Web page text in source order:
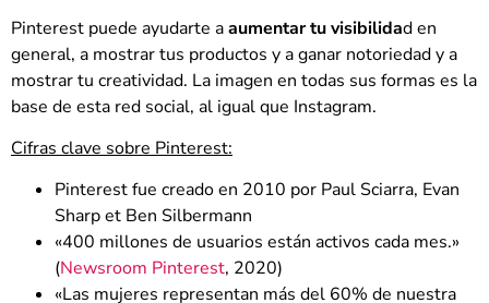
Pinterest puede ayudarte aaumentar tu visibilidad en
general, a mostrar tus productos y a ganar notoriedad y a
mostrar tu creatividad. La imagen en todas sus formas es la
base de esta red social, al igual que Instagram.
Cifras clave sobre Pinterest:
Pinterest fue creado en 2010 por Paul Sciarra, Evan
Sharp et Ben Silbermann
«400 millones de usuarios están activos cada mes.»
(Newsroom Pinterest, 2020)
«Las mujeres representan más del 60% de nuestra